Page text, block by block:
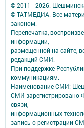
© 2011 - 2026.
© ТАТМЕДИА. Все
законом.
Перепечатка,
информации,
размещенной на сайте,
редакций СМИ.
При поддержке
коммуникациям.
Наименование СМИ:
СМИ зарегистрировано
связи,
информационных
запись о регистрации